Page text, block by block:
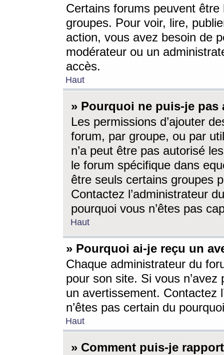
Certains forums peuvent être
groupes. Pour voir, lire,
action, vous avez besoin de
modérateur ou un
accès.
Haut
» Pourquoi ne puis-je
Les permissions d’ajouter
forum, par groupe, ou par
n’a peut être pas autorisé
le forum spécifique dans
être seuls certains groupes
Contactez l’administrateur
pourquoi vous n’êtes pas
Haut
» Pourquoi ai-je reçu un
Chaque administrateur du
pour son site. Si vous
un avertissement. Contactez
n’êtes pas certain du
Haut
» Comment puis-je